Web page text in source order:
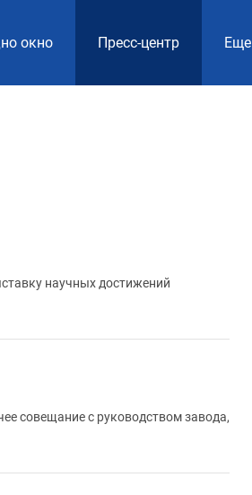
окно Пресс-центр Еще
научных достижений
совещание с руководством завода,